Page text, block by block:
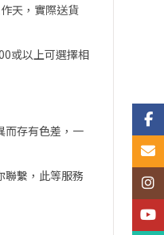
天，實際送貨
或以上可選擇相
而存有色差，一
聯繫，此等服務
Email